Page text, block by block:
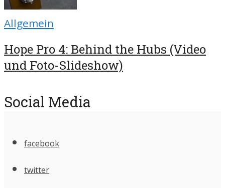
Allgemein
Hope Pro 4: Behind the Hubs (Video
und Foto-Slideshow)
Social Media
facebook
twitter